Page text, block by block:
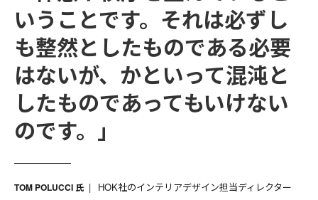
いうことです。それは必ずし
も整然としたものである必要
はないが、かといって混沌と
したものであってもいけない
のです。」
TOM POLUCCI 氏 HOK社のインテリアデザイン担当ディレクター